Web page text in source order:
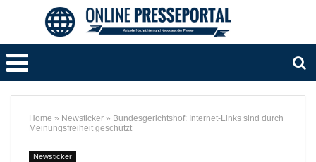
Home » Newsticker » Bundesgerichtshof: Internet-Links sind durch
Meinungsfreiheit geschützt
Newsticker